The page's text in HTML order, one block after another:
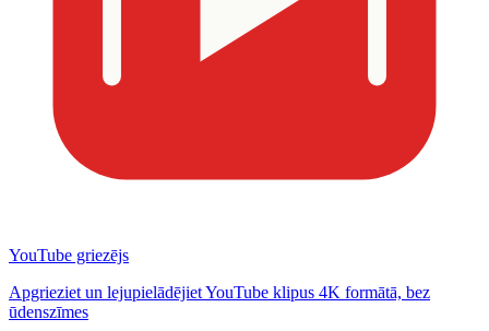
YouTube griezējs
Apgrieziet un lejupielādējiet YouTube klipus 4K formātā, bez
ūdenszīmes